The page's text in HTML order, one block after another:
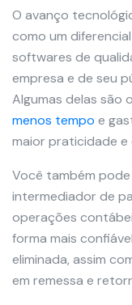
O avanço
como um
softwares de
empresa e de seu
Algumas delas são
menos tempo e
maior praticidade e
Você também
intermediador de
operações
forma mais
eliminada, assim
em remessa e